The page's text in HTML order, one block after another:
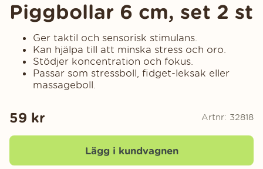
Piggbollar 6 cm, set 2 st
Ger taktil och sensorisk stimulans.
Kan hjälpa till att minska stress och oro.
Stödjer koncentration och fokus.
Passar som stressboll, fidget-leksak eller
massageboll.
59 kr Artnr: 32818
Lägg i kundvagnen